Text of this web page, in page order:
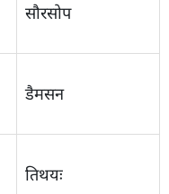
सौरसोप
डैमसन
तिथयः